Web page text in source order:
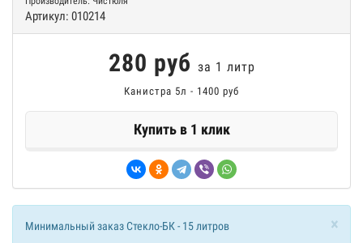
Артикул: 010214
280 руб за 1 литр
Канистра 5л - 1400 руб
Купить в 1 клик
×
Минимальный заказ Стекло-БК - 15 литров